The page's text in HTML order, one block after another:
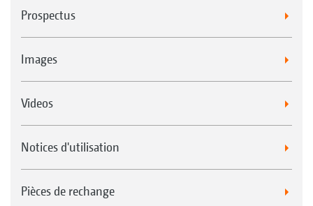
Prospectus
Images
Videos
Notices d'utilisation
Pièces de rechange